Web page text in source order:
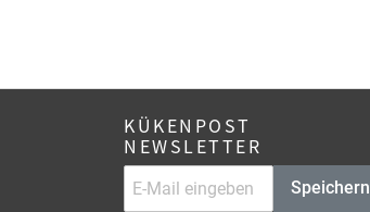
KÜKENPOST
NEWSLETTER
Speichern